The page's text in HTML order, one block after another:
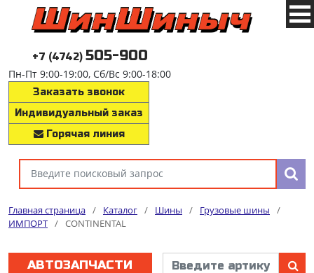
+7 (4742) 505-900
Пн-Пт 9:00-19:00, Сб/Вс 9:00-18:00
Заказать звонок
Индивидуальный заказ
Горячая линия
Главная страница / Каталог / Шины / Грузовые шины
/
ИМПОРТ / CONTINENTAL
АВТОЗАПЧАСТИ